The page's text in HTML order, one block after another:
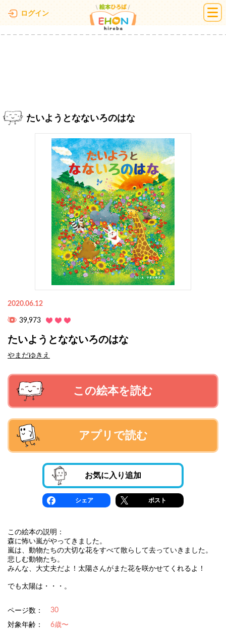
ログイン 絵本ひろば
たいようとなないろのはな
2020.06.12
39,973
たいようとなないろのはな
やまだゆきえ
この絵本を読む
アプリで読む
お気に入り追加
シェア ポスト
この絵本の説明：
森に怖い嵐がやってきました。
嵐は、動物たちの大切な花をすべて散らして去っていきました。
悲しむ動物たち。
みんな、大丈夫だよ！太陽さんがまた花を咲かせてくれるよ！
でも太陽は・・・。
ページ数： 30
対象年齢：
6歳〜